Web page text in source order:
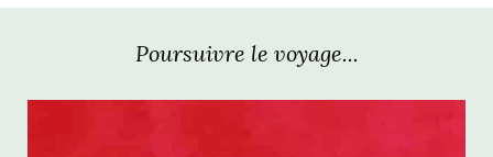
Poursuivre le voyage...